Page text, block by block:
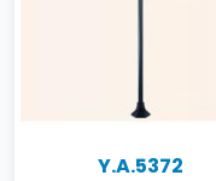
Y.A.5372